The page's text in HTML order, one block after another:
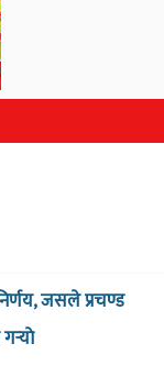
जसले प्रचण्ड